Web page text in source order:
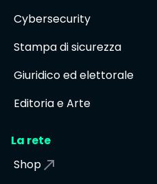
Cybersecurity
Stampa di sicurezza
Giuridico ed elettorale
Editoria e Arte
La rete
Shop